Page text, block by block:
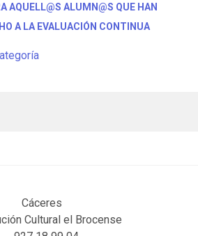
AQUELL@S ALUMN@S QUE HAN
A LA EVALUACIÓN CONTINUA
Cáceres
Cultural el Brocense